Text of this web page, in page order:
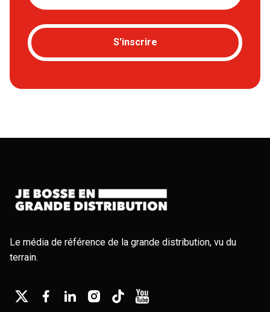
S'inscrire
Le média de référence de la grande distribution, vu du
terrain.